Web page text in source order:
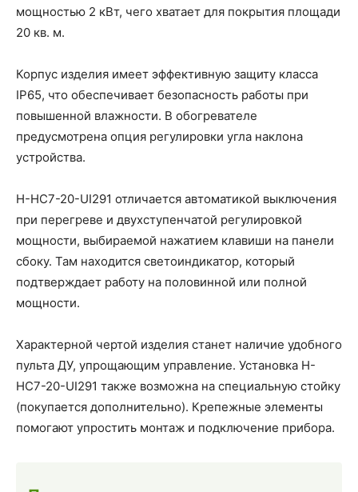
мощностью 2 кВт, чего хватает для покрытия площади
20 кв. м.
Корпус изделия имеет эффективную защиту класса
IP65, что обеспечивает безопасность работы при
повышенной влажности. В обогревателе
предусмотрена опция регулировки угла наклона
устройства.
H-HC7-20-UI291 отличается автоматикой выключения
при перегреве и двухступенчатой регулировкой
мощности, выбираемой нажатием клавиши на панели
сбоку. Там находится светоиндикатор, который
подтверждает работу на половинной или полной
мощности.
Характерной чертой изделия станет наличие удобного
пульта ДУ, упрощающим управление. Установка H-
HC7-20-UI291 также возможна на специальную стойку
(покупается дополнительно). Крепежные элементы
помогают упростить монтаж и подключение прибора.